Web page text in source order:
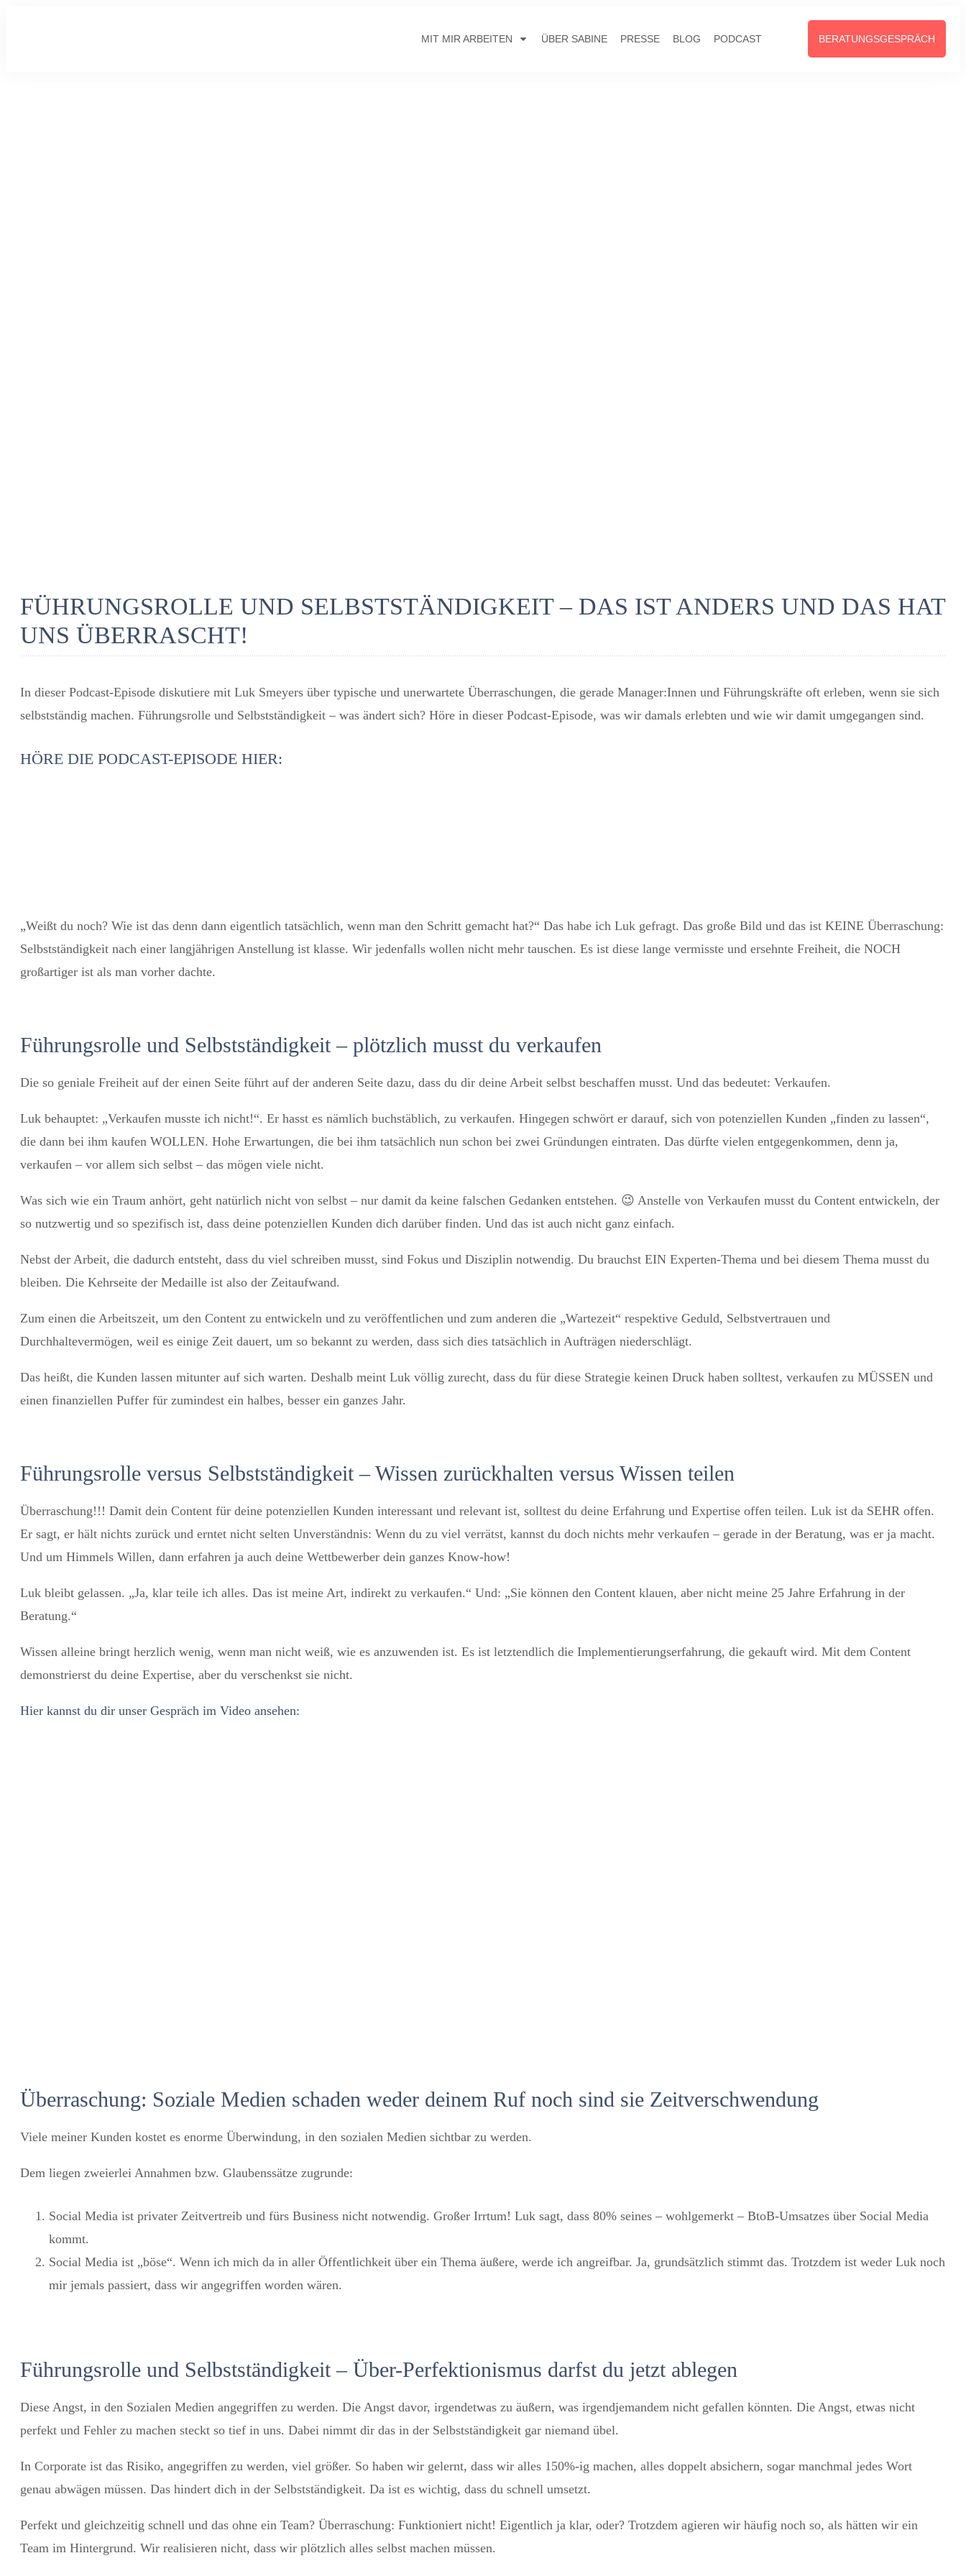
MIT MIR ARBEITEN ÜBER SABINE PRESSE BLOG PODCAST BERATUNGSGESPRÄCH
FÜHRUNGSROLLE UND SELBSTSTÄNDIGKEIT – DAS IST ANDERS UND DAS HAT
UNS ÜBERRASCHT!
In dieser Podcast-Episode diskutiere mit Luk Smeyers über typische und unerwartete Überraschungen, die gerade Manager:Innen und Führungskräfte oft erleben, wenn sie sich
selbstständig machen. Führungsrolle und Selbstständigkeit – was ändert sich? Höre in dieser Podcast-Episode, was wir damals erlebten und wie wir damit umgegangen sind.
HÖRE DIE PODCAST-EPISODE HIER:
„Weißt du noch? Wie ist das denn dann eigentlich tatsächlich, wenn man den Schritt gemacht hat?“ Das habe ich Luk gefragt. Das große Bild und das ist KEINE Überraschung:
Selbstständigkeit nach einer langjährigen Anstellung ist klasse. Wir jedenfalls wollen nicht mehr tauschen. Es ist diese lange vermisste und ersehnte Freiheit, die NOCH
großartiger ist als man vorher dachte.
Führungsrolle und Selbstständigkeit – plötzlich musst du verkaufen
Die so geniale Freiheit auf der einen Seite führt auf der anderen Seite dazu, dass du dir deine Arbeit selbst beschaffen musst. Und das bedeutet: Verkaufen.
Luk behauptet: „Verkaufen musste ich nicht!“. Er hasst es nämlich buchstäblich, zu verkaufen. Hingegen schwört er darauf, sich von potenziellen Kunden „finden zu lassen“,
die dann bei ihm kaufen WOLLEN. Hohe Erwartungen, die bei ihm tatsächlich nun schon bei zwei Gründungen eintraten. Das dürfte vielen entgegenkommen, denn ja,
verkaufen – vor allem sich selbst – das mögen viele nicht.
Was sich wie ein Traum anhört, geht natürlich nicht von selbst – nur damit da keine falschen Gedanken entstehen. 😉 Anstelle von Verkaufen musst du Content entwickeln, der
so nutzwertig und so spezifisch ist, dass deine potenziellen Kunden dich darüber finden. Und das ist auch nicht ganz einfach.
Nebst der Arbeit, die dadurch entsteht, dass du viel schreiben musst, sind Fokus und Disziplin notwendig. Du brauchst EIN Experten-Thema und bei diesem Thema musst du
bleiben. Die Kehrseite der Medaille ist also der Zeitaufwand.
Zum einen die Arbeitszeit, um den Content zu entwickeln und zu veröffentlichen und zum anderen die „Wartezeit“ respektive Geduld, Selbstvertrauen und
Durchhaltevermögen, weil es einige Zeit dauert, um so bekannt zu werden, dass sich dies tatsächlich in Aufträgen niederschlägt.
Das heißt, die Kunden lassen mitunter auf sich warten. Deshalb meint Luk völlig zurecht, dass du für diese Strategie keinen Druck haben solltest, verkaufen zu MÜSSEN und
einen finanziellen Puffer für zumindest ein halbes, besser ein ganzes Jahr.
Führungsrolle versus Selbstständigkeit – Wissen zurückhalten versus Wissen teilen
Überraschung!!! Damit dein Content für deine potenziellen Kunden interessant und relevant ist, solltest du deine Erfahrung und Expertise offen teilen. Luk ist da SEHR offen.
Er sagt, er hält nichts zurück und erntet nicht selten Unverständnis: Wenn du zu viel verrätst, kannst du doch nichts mehr verkaufen – gerade in der Beratung, was er ja macht.
Und um Himmels Willen, dann erfahren ja auch deine Wettbewerber dein ganzes Know-how!
Luk bleibt gelassen. „Ja, klar teile ich alles. Das ist meine Art, indirekt zu verkaufen.“ Und: „Sie können den Content klauen, aber nicht meine 25 Jahre Erfahrung in der
Beratung.“
Wissen alleine bringt herzlich wenig, wenn man nicht weiß, wie es anzuwenden ist. Es ist letztendlich die Implementierungserfahrung, die gekauft wird. Mit dem Content
demonstrierst du deine Expertise, aber du verschenkst sie nicht.
Hier kannst du dir unser Gespräch im Video ansehen:
Überraschung: Soziale Medien schaden weder deinem Ruf noch sind sie Zeitverschwendung
Viele meiner Kunden kostet es enorme Überwindung, in den sozialen Medien sichtbar zu werden.
Dem liegen zweierlei Annahmen bzw. Glaubenssätze zugrunde:
Social Media ist privater Zeitvertreib und fürs Business nicht notwendig. Großer Irrtum! Luk sagt, dass 80% seines – wohlgemerkt – BtoB-Umsatzes über Social Media
kommt.
Social Media ist „böse“. Wenn ich mich da in aller Öffentlichkeit über ein Thema äußere, werde ich angreifbar. Ja, grundsätzlich stimmt das. Trotzdem ist weder Luk noch
mir jemals passiert, dass wir angegriffen worden wären.
Führungsrolle und Selbstständigkeit – Über-Perfektionismus darfst du jetzt ablegen
Diese Angst, in den Sozialen Medien angegriffen zu werden. Die Angst davor, irgendetwas zu äußern, was irgendjemandem nicht gefallen könnten. Die Angst, etwas nicht
perfekt und Fehler zu machen steckt so tief in uns. Dabei nimmt dir das in der Selbstständigkeit gar niemand übel.
In Corporate ist das Risiko, angegriffen zu werden, viel größer. So haben wir gelernt, dass wir alles 150%-ig machen, alles doppelt absichern, sogar manchmal jedes Wort
genau abwägen müssen. Das hindert dich in der Selbstständigkeit. Da ist es wichtig, dass du schnell umsetzt.
Perfekt und gleichzeitig schnell und das ohne ein Team? Überraschung: Funktioniert nicht! Eigentlich ja klar, oder? Trotzdem agieren wir häufig noch so, als hätten wir ein
Team im Hintergrund. Wir realisieren nicht, dass wir plötzlich alles selbst machen müssen.